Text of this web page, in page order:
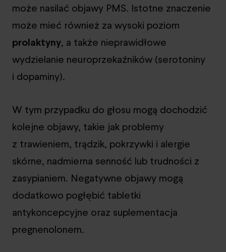
może nasilać objawy PMS. Istotne znaczenie
może mieć również za wysoki poziom
prolaktyny, a także nieprawidłowe
wydzielanie neuroprzekaźników (serotoniny
i dopaminy).
W tym przypadku do głosu mogą dochodzić
kolejne objawy, takie jak problemy
z trawieniem, trądzik, pokrzywki i alergie
skórne, nadmierna senność lub trudności z
zasypianiem. Negatywne objawy mogą
dodatkowo pogłębić tabletki
antykoncepcyjne oraz suplementacja
pregnenolonem.